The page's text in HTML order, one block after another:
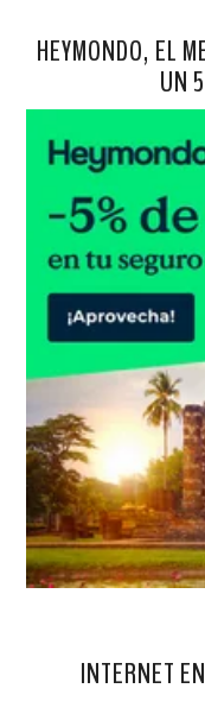
HEYMONDO, EL
UN
INTERNET